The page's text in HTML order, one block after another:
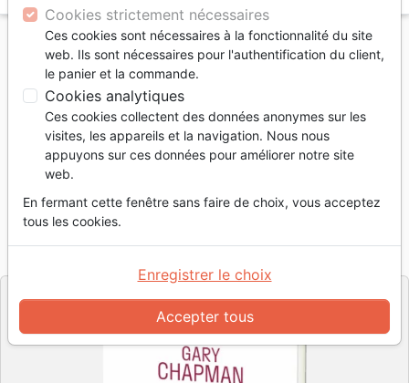
Accueil Livres Famille, couple
Education
Langages d'amour des adolescents (Les) - Guide
pratique
Les Langages d'amour des
adolescents
Guide pratique
Auteur :Gary Chapman
Cookies strictement nécessaires
Ces cookies sont nécessaires à la fonctionnalité du site
web. Ils sont nécessaires pour l'authentification du client,
le panier et la commande.
Cookies analytiques
Ces cookies collectent des données anonymes sur les
visites, les appareils et la navigation. Nous nous
appuyons sur ces données pour améliorer notre site
web.
En fermant cette fenêtre sans faire de choix, vous acceptez
tous les cookies.
Accepter tous
Enregistrer le choix